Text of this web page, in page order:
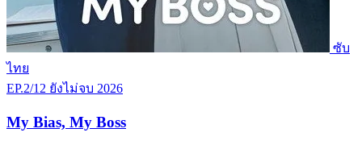
ซับ
ไทย
EP.2/12 ยังไม่จบ 2026
My Bias, My Boss